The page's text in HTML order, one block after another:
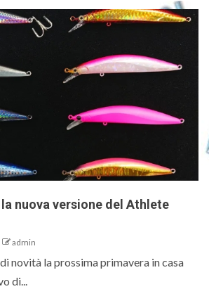
nuova versione del Athlete
admin
novità la prossima primavera in casa
di...